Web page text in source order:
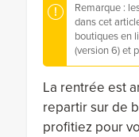
Remarque :
dans cet
boutiques en
(version 6) et
La rentrée est
repartir sur de
profitiez pour